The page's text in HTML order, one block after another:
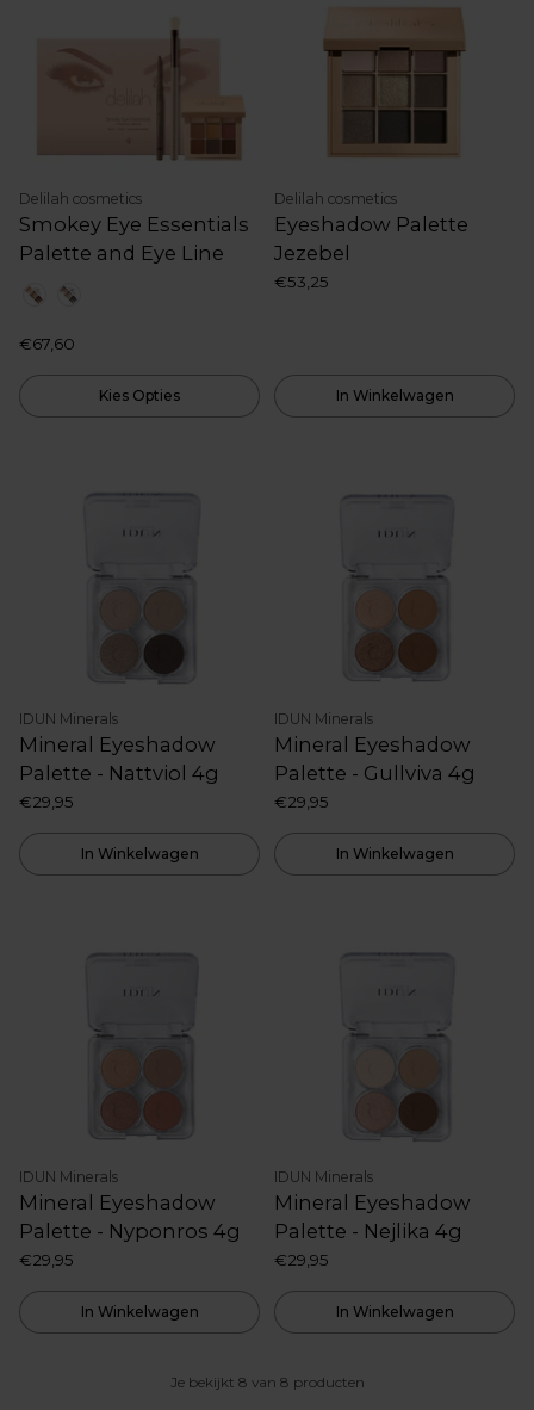
Delilah cosmetics
Smokey Eye Essentials
Palette and Eye Line
Kleur
€67,60
Kies Opties
Delilah cosmetics
Eyeshadow Palette
Jezebel
€53,25
In Winkelwagen
IDUN Minerals
Mineral Eyeshadow
Palette - Nattviol 4g
€29,95
In Winkelwagen
IDUN Minerals
Mineral Eyeshadow
Palette - Gullviva 4g
€29,95
In Winkelwagen
IDUN Minerals
Mineral Eyeshadow
Palette - Nyponros 4g
€29,95
In Winkelwagen
IDUN Minerals
Mineral Eyeshadow
Palette - Nejlika 4g
€29,95
In Winkelwagen
Je bekijkt 8 van 8 producten